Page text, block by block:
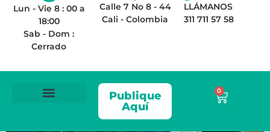
Lun - Vie 8 : 00 a
18:00
Sab - Dom :
Cerrado
Calle 7 No 8 - 44
Cali - Colombia
LLÁMANOS
311 711 57 58
Publique
Aquí
0